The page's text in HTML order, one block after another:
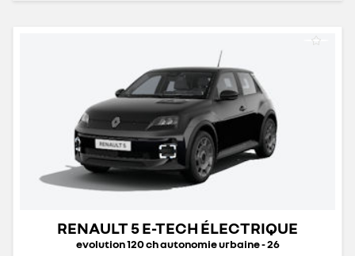
RENAULT 5 E-TECH ÉLECTRIQUE
evolution 120 ch autonomie urbaine - 26